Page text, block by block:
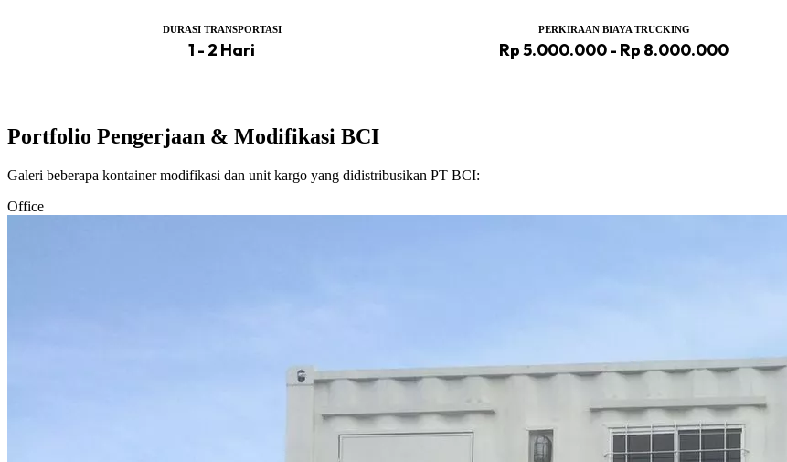
DURASI TRANSPORTASI
1 - 2 Hari
PERKIRAAN BIAYA TRUCKING
Rp 5.000.000 - Rp 8.000.000
Portfolio Pengerjaan & Modifikasi BCI
Galeri beberapa kontainer modifikasi dan unit kargo yang didistribusikan PT BCI:
Office